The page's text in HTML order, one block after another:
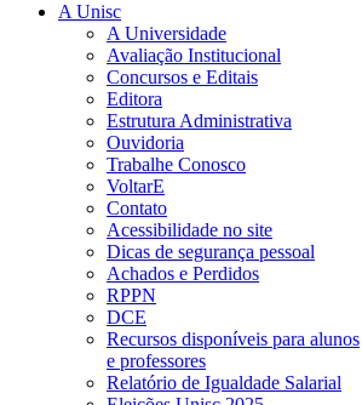
A Unisc
A Universidade
Avaliação Institucional
Concursos e Editais
Editora
Estrutura Administrativa
Ouvidoria
Trabalhe Conosco
VoltarE
Contato
Acessibilidade no site
Dicas de segurança pessoal
Achados e Perdidos
RPPN
DCE
Recursos disponíveis para alunos
e professores
Relatório de Igualdade Salarial